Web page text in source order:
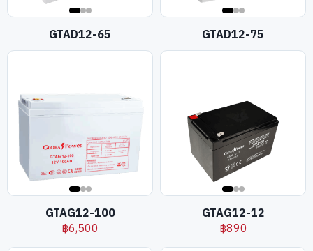
GTAD12-65 GTAD12-75
GTAG12-100
฿6,500
GTAG12-12
฿890